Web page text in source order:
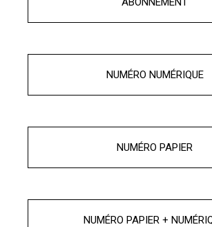
NUMÉRO NUMÉRIQUE
NUMÉRO PAPIER
NUMÉRO PAPIER +